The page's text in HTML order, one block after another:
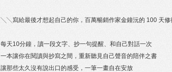
╲╲寫給最後才想起自己的你，百萬暢銷作家金鐘沅的 100 天
每天10分鐘，讀一段文字、抄一句提醒、和自己對話一次
一本讓你在閱讀與抄寫之間，重新聽見自己聲音的陪伴之書
讓那些太久沒有說出口的感受，一筆一畫自在安放